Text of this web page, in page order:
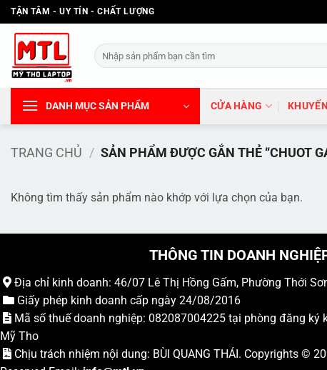
Bỏ
qua
dung
TẬN TÂM - UY TÍN - CHẤT LƯỢNG
Tìm
kiếm:
DANH MỤC SẢN PHẨM CỬA HÀNG
TRANG CHỦ / SẢN PHẨM ĐƯỢC GẮN THẺ “CHUOT
Không tìm thấy sản phẩm nào khớp với lựa chọn của bạn.
THÔNG TIN DOANH
Địa chỉ kinh doanh: 46/07 Lê Thị Hồng Gấm, Phường Thới
Giấy phép kinh doanh cấp ngày 24/08/2016
Mã số thuế doanh nghiệp: 082087004225 tại phòng đăng ký
Mỹ Tho
Chịu trách nhiệm nội dung: BÙI QUANG THÁI. Copyrights ©